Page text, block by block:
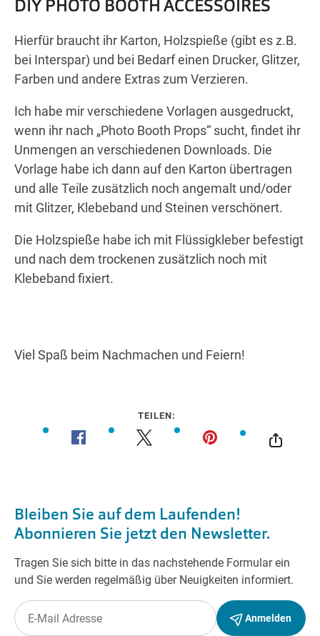
DIY PHOTO BOOTH ACCESSOIRES
Hierfür braucht ihr Karton, Holzspieße (gibt es z.B.
bei Interspar) und bei Bedarf einen Drucker, Glitzer,
Farben und andere Extras zum Verzieren.
Ich habe mir verschiedene Vorlagen ausgedruckt,
wenn ihr nach „Photo Booth Props“ sucht, findet ihr
Unmengen an verschiedenen Downloads. Die
Vorlage habe ich dann auf den Karton übertragen
und alle Teile zusätzlich noch angemalt und/oder
mit Glitzer, Klebeband und Steinen verschönert.
Die Holzspieße habe ich mit Flüssigkleber befestigt
und nach dem trockenen zusätzlich noch mit
Klebeband fixiert.
Viel Spaß beim Nachmachen und Feiern!
TEILEN: